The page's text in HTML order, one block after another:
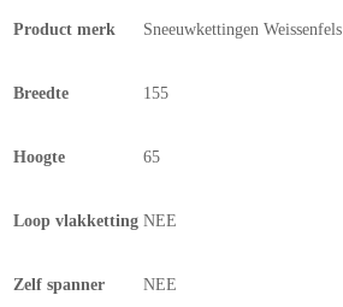
Product merk Sneeuwkettingen Weissenfels
Breedte 155
Hoogte 65
Loop vlakketting NEE
Zelf spanner NEE